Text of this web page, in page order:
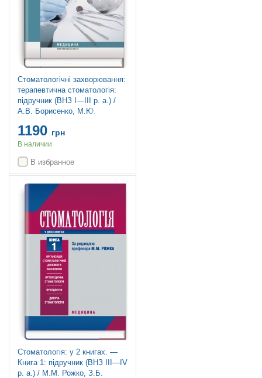
Стоматологічні захворювання:
терапевтична стоматологія:
підручник (ВНЗ І—ІІІ р. а.) /
А.В. Борисенко, М.Ю.
та ін.; за ред. А.В. Борисенка
1190 грн
В наличии
В избранное
Стоматологія: у 2 книгах. —
Книга 1: підручник (ВНЗ ІІІ—IV
р. а.) / М.М. Рожко, З.Б.